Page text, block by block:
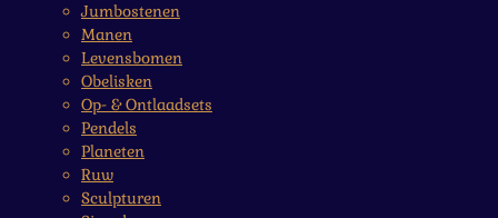
Jumbostenen
Manen
Levensbomen
Obelisken
Op- & Ontlaadsets
Pendels
Planeten
Ruw
Sculpturen